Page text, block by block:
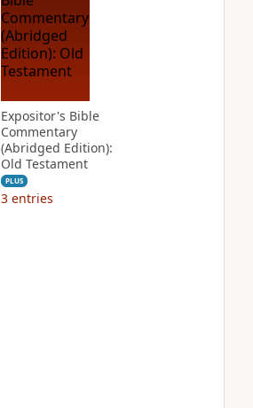
Expositor's Bible
Commentary
(Abridged Edition):
Old Testament
PLUS
3 entries